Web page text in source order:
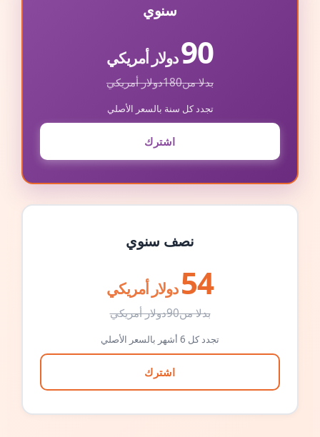
سنوي
90دولار أمريكي
بدلا من180دولار أمريكي
تجدد كل سنة بالسعر الأصلي
اشترك
نصف سنوي
54 دولار أمريكي
بدلا من90دولار أمريكي
تجدد كل 6 أشهر بالسعر الأصلي
اشترك